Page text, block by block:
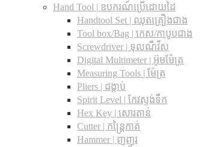
Hand Tool | ឧបករណ៍ប្រើដោយដៃ
Handtool Set | ឈុតគ្រឿងជាង
Tool box/Bag | កេស/កាបូបជាង
Screwdriver | ទុលណឺវីស
Digital Multimeter | អ៊ូមម៉ែត្រ
Measuring Tools | ម៉ែត្រ
Pliers | ដង្កាប់
Spirit Level | កែវស្ទង់ទឹក
Hex Key | សោរតាន់
Cutter | កន្រ្តៃកាត់
Hammer | ញញួរ